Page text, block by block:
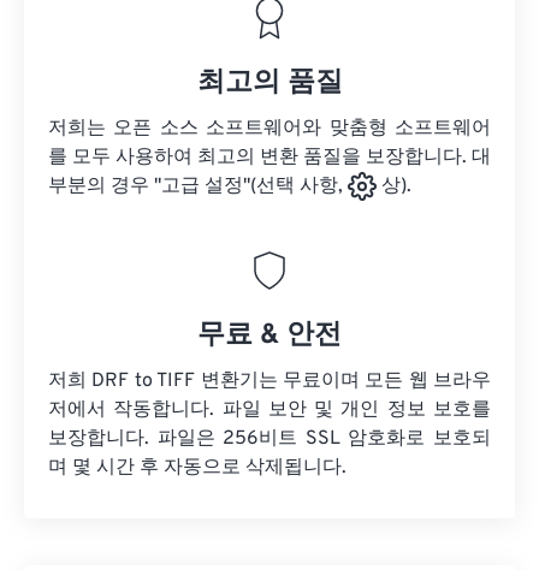
최고의 품질
저희는 오픈 소스 소프트웨어와 맞춤형 소프트웨어
를 모두 사용하여 최고의 변환 품질을 보장합니다. 대
부분의 경우 "고급 설정"(선택 사항,
상).
무료 & 안전
저희 DRF to TIFF 변환기는 무료이며 모든 웹 브라우
저에서 작동합니다. 파일 보안 및 개인 정보 보호를
보장합니다. 파일은 256비트 SSL 암호화로 보호되
며 몇 시간 후 자동으로 삭제됩니다.